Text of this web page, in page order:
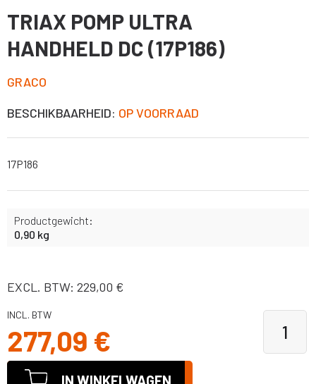
TRIAX POMP ULTRA
HANDHELD DC (17P186)
GRACO
BESCHIKBAARHEID: OP VOORRAAD
17P186
Productgewicht:
0,90 kg
EXCL. BTW: 229,00 €
INCL. BTW
277,09 €
IN WINKELWAGEN